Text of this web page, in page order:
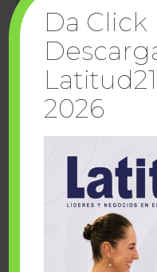
Cuando la
sueños Fairmont
Da Click
2026